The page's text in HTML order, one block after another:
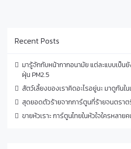
Recent Posts
มารู้จักกับหน้ากากอนามัย แต่ละแบบเป็นยั
ฝุ่น PM2.5
สัตว์เลี้ยงของเราคิดอะไรอยู่นะ มาดูกันใ
สุดยอดตัวร้ายจากการ์ตูนที่ร้ายจนตราต
ขายหัวเราะ การ์ตูนไทยในหัวใจใครหลาย